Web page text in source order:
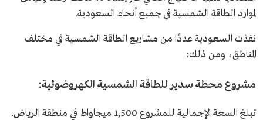
لموارد الطاقة الشمسية في جميع أنحاء السعودية.
نفذت السعودية عددًا من مشاريع الطاقة الشمسية في مختلف
المناطق، ومن ذلك:
مشروع محطة سدير للطاقة الشمسية الكهروضوئية:
تبلغ السعة الإجمالية للمشروع 1,500 ميجاواط في منطقة الرياض.